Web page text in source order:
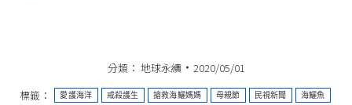
分類： 地球永續
2020/05/01
標籤：
愛護海洋 戒殺護生 搶救海鱺媽媽 母親節 民視新聞 海鱺魚